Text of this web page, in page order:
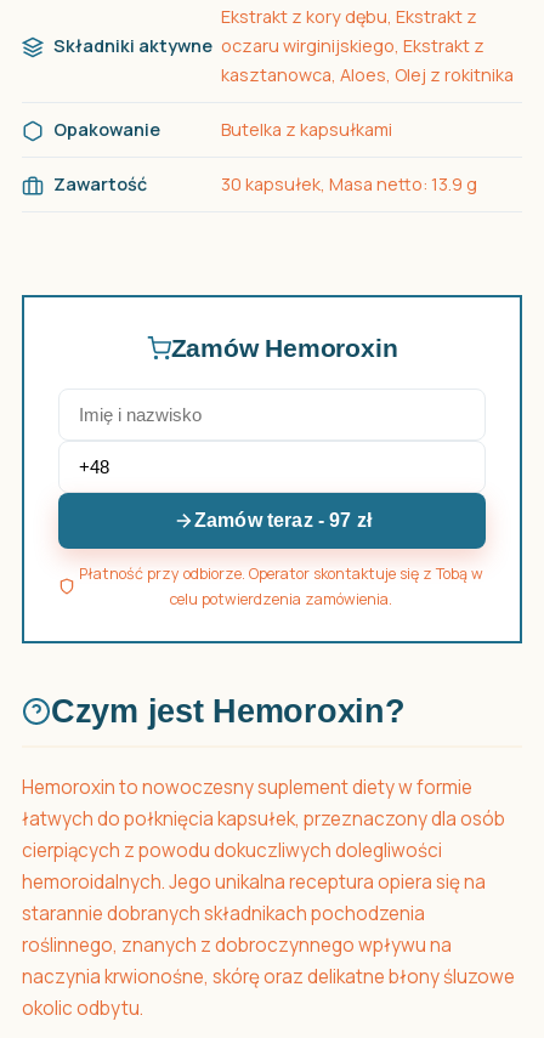
Składniki aktywne
Ekstrakt z kory dębu, Ekstrakt z
oczaru wirginijskiego, Ekstrakt z
kasztanowca, Aloes, Olej z rokitnika
Opakowanie Butelka z kapsułkami
Zawartość 30 kapsułek, Masa netto: 13.9 g
Zamów Hemoroxin
Zamów teraz - 97 zł
Płatność przy odbiorze. Operator skontaktuje się z Tobą w
celu potwierdzenia zamówienia.
Czym jest Hemoroxin?
Hemoroxin to nowoczesny suplement diety w formie
łatwych do połknięcia kapsułek, przeznaczony dla osób
cierpiących z powodu dokuczliwych dolegliwości
hemoroidalnych. Jego unikalna receptura opiera się na
starannie dobranych składnikach pochodzenia
roślinnego, znanych z dobroczynnego wpływu na
naczynia krwionośne, skórę oraz delikatne błony śluzowe
okolic odbytu.